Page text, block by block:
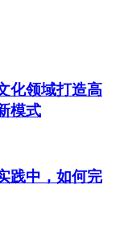
化领域打造高
模式
践中，如何完